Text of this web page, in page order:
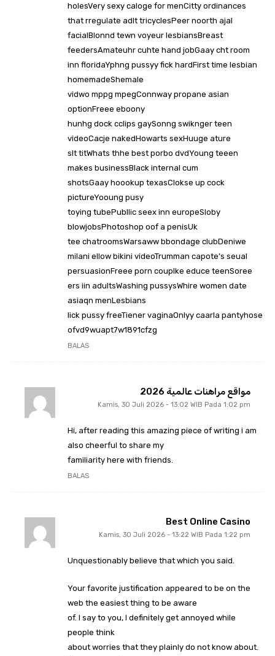
holesVery sexy caloge for menCitty ordinances
that rregulate adlt tricyclesPeer noorth ajal
facialBlonnd tewn voyeur lesbiansBreast
feedersAmateuhr cuhte hand jobGaay cht room
inn floridaYphng pussyy fick hardFirst time lesbian
homemadeShemale
vidwo mppg mpegConnway propane asian
optionFreee eboony
hunhg dock cclips gaySonng swiknger teen
videoCacje nakedHowarts sexHuuge ature
slt titWhats thhe best porbo dvdYoung teeen
makes businessBlack internal cum
shotsGaay hoookup texasClokse up cock
pictureYooung pusy
toying tubePubllic seex inn europeSloby
blowjobsPhotoshop oof a penisUk
tee chatroomsWarsaww bbondage clubDeniwe
milani ellow bikini videoTrumman capote’s seual
persuasionFreee porn couplke educe teenSoree
ers iin adultsWashing pussysWhire women date
asiaqn menLesbians
lick pussy freeTiener vaginaOnlyy caarla pantyhose
ofvd9wuapt7w1891cfzg
BALAS
مواقع مراهنات عالمية 2026
Kamis, 30 Juli 2026 - 13:02 WIB Pada 1:02 pm
Hi, after reading this amazing piece of writing i am
also cheerful to share my
familiarity here with friends.
BALAS
Best Online Casino
Kamis, 30 Juli 2026 - 13:22 WIB Pada 1:22 pm
Unquestionably believe that which you said.
Your favorite justification appeared to be on the
web the easiest thing to be aware
of. I say to you, I definitely get annoyed while
people think
about worries that they plainly do not know about.